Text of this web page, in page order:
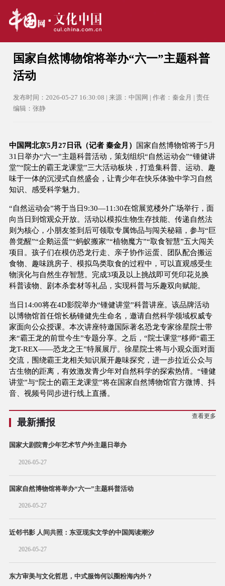
国家自然博物馆将举办“六一”主题科普
活动
发布时间：2026-05-27 16:30:08 | 来源：中国网 | 作者：秦金月 | 责任
编辑：张静
中国网北京5月27日讯（记者 秦金月） 国家自然博物馆将于5月
31日举办“六一”主题科普活动，策划组织“自然运动会”“锺健讲
堂”“院士的霸王龙课堂”三大活动板块，打造集科普、运动、趣
味于一体的沉浸式自然盛会，让青少年在快乐体验中学习自然
知识、感受科学魅力。
“自然运动会”将于当日9:30—11:30在馆展览楼外广场举行，面
向当日到馆观众开放。活动以模拟生物生存技能、传递自然法
则为核心，小朋友签到后可领取专属饰品与闯关秘籍，参与“巨
兽觉醒”“企鹅运蛋”“蚂蚁搬家”“植物魔方”“取食智慧”五大闯关
项目。孩子们在模仿恐龙行走、亲子协作运蛋、团队配合搬运
食物、趣味跳房子、模拟鸟类取食的过程中，可以直观感受生
物演化与自然生存智慧。完成3项及以上挑战即可凭印花兑换
科普读物、剧本杀套材等礼品，实现科普与乐趣双向赋能。
当日14:00将在4D影院举办“锺健讲堂”科普讲座。该品牌活动
以博物馆首任馆长杨锺健先生命名，邀请自然科学领域权威专
家面向公众授课。本次讲座特邀国际著名恐龙专家徐星院士带
来“霸王龙的前世今生”专题分享。之后，“院士课堂”移师“霸王
龙T-REX——恐龙之王”特展展厅。徐星院士将与小观众面对面
交流，围绕霸王龙相关知识展开趣味探究，进一步拉近公众与
古生物的距离，有效激发青少年对自然科学的探索热情。“锺健
讲堂”与“院士的霸王龙课堂”将在国家自然博物馆官方微博、抖
音、视频号同步进行线上直播。
最新播报
查看更多
国家大剧院青少年艺术节户外主题日举办
2026-05-27
国家自然博物馆将举办“六一”主题科普活动
2026-05-27
近邻书影 人间共照：东亚现实文学的中国阅读潮汐
2026-05-27
东方审美与文化哲思，中式服饰何以圈粉海内外？